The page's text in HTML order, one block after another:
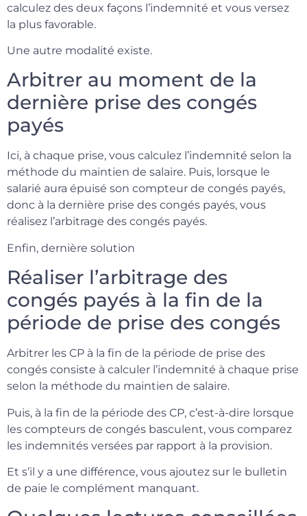
calculez des deux façons l’indemnité et vous versez
la plus favorable.
Une autre modalité existe.
Arbitrer au moment de la
dernière prise des congés
payés
Ici, à chaque prise, vous calculez l’indemnité selon la
méthode du maintien de salaire. Puis, lorsque le
salarié aura épuisé son compteur de congés payés,
donc à la dernière prise des congés payés, vous
réalisez l’arbitrage des congés payés.
Enfin, dernière solution
Réaliser l’arbitrage des
congés payés à la fin de la
période de prise des congés
Arbitrer les CP à la fin de la période de prise des
congés consiste à calculer l’indemnité à chaque prise
selon la méthode du maintien de salaire.
Puis, à la fin de la période des CP, c’est-à-dire lorsque
les compteurs de congés basculent, vous comparez
les indemnités versées par rapport à la provision.
Et s’il y a une différence, vous ajoutez sur le bulletin
de paie le complément manquant.